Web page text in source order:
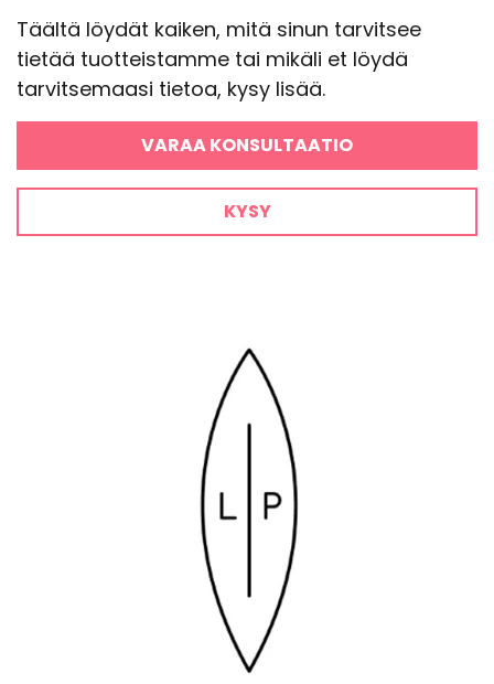
Täältä löydät kaiken, mitä sinun tarvitsee
tietää tuotteistamme tai mikäli et löydä
tarvitsemaasi tietoa, kysy lisää.
VARAA KONSULTAATIO
KYSY